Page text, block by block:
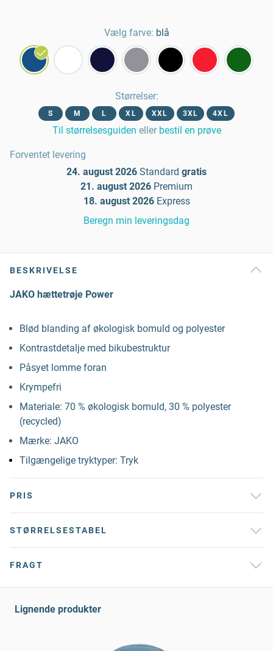
Vælg farve: blå
Størrelser:
S M L XL XXL 3XL 4XL
Til størrelsesguiden eller bestil en prøve
Forventet levering
24. august 2026 Standard gratis
21. august 2026 Premium
18. august 2026 Express
Beregn min leveringsdag
BESKRIVELSE
JAKO hættetrøje Power
Blød blanding af økologisk bomuld og polyester
Kontrastdetalje med bikubestruktur
Påsyet lomme foran
Krympefri
Materiale: 70 % økologisk bomuld, 30 % polyester
(recycled)
Mærke: JAKO
Tilgængelige tryktyper: Tryk
PRIS
STØRRELSESTABEL
FRAGT
Lignende produkter